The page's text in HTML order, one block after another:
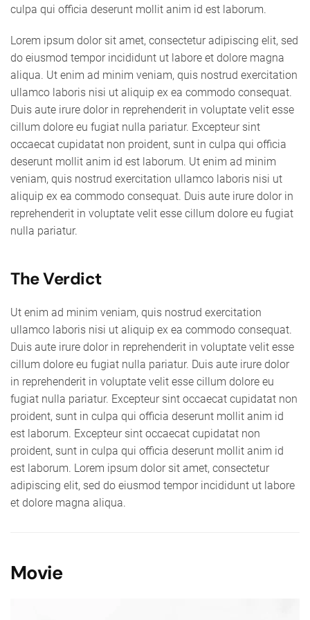
culpa qui officia deserunt mollit anim id est laborum.
Lorem ipsum dolor sit amet, consectetur adipiscing elit, sed
do eiusmod tempor incididunt ut labore et dolore magna
aliqua. Ut enim ad minim veniam, quis nostrud exercitation
ullamco laboris nisi ut aliquip ex ea commodo consequat.
Duis aute irure dolor in reprehenderit in voluptate velit esse
cillum dolore eu fugiat nulla pariatur. Excepteur sint
occaecat cupidatat non proident, sunt in culpa qui officia
deserunt mollit anim id est laborum. Ut enim ad minim
veniam, quis nostrud exercitation ullamco laboris nisi ut
aliquip ex ea commodo consequat. Duis aute irure dolor in
reprehenderit in voluptate velit esse cillum dolore eu fugiat
nulla pariatur.
The Verdict
Ut enim ad minim veniam, quis nostrud exercitation
ullamco laboris nisi ut aliquip ex ea commodo consequat.
Duis aute irure dolor in reprehenderit in voluptate velit esse
cillum dolore eu fugiat nulla pariatur. Duis aute irure dolor
in reprehenderit in voluptate velit esse cillum dolore eu
fugiat nulla pariatur. Excepteur sint occaecat cupidatat non
proident, sunt in culpa qui officia deserunt mollit anim id
est laborum. Excepteur sint occaecat cupidatat non
proident, sunt in culpa qui officia deserunt mollit anim id
est laborum. Lorem ipsum dolor sit amet, consectetur
adipiscing elit, sed do eiusmod tempor incididunt ut labore
et dolore magna aliqua.
Movie